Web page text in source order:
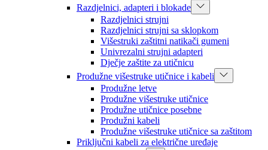
Razdjelnici, adapteri i blokade
Razdjelnici strujni
Razdjelnici strujni sa sklopkom
Višestruki zaštitni natikači gumeni
Univrezalni strujni adapteri
Dječje zaštite za utičnicu
Produžne višestruke utičnice i kabeli
Produžne letve
Produžne višestruke utičnice
Produžne utičnice posebne
Produžni kabeli
Produžne višestruke utičnice sa zaštitom
Priključni kabeli za električne uređaje